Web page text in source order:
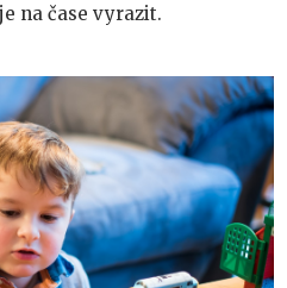
na čase vyrazit.